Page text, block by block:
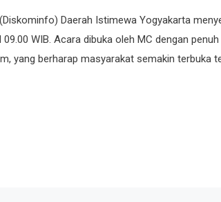
Daerah Istimewa Yogyakarta
WIB. Acara dibuka oleh MC dengan
yang berharap masyarakat semakin terbuka